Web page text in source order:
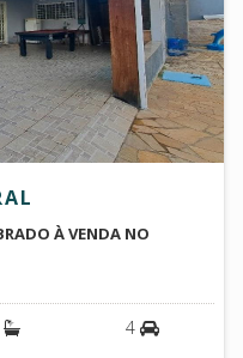
À VENDA NO
4